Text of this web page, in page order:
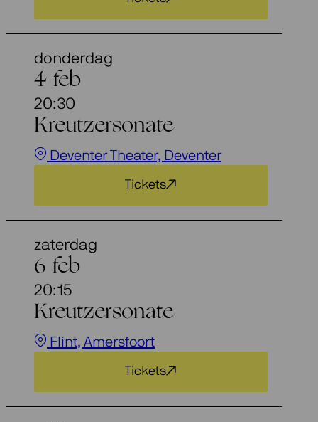
donderdag
4 feb
20:30
Kreutzersonate
Deventer Theater, Deventer
Tickets
zaterdag
6 feb
20:15
Kreutzersonate
Flint, Amersfoort
Tickets